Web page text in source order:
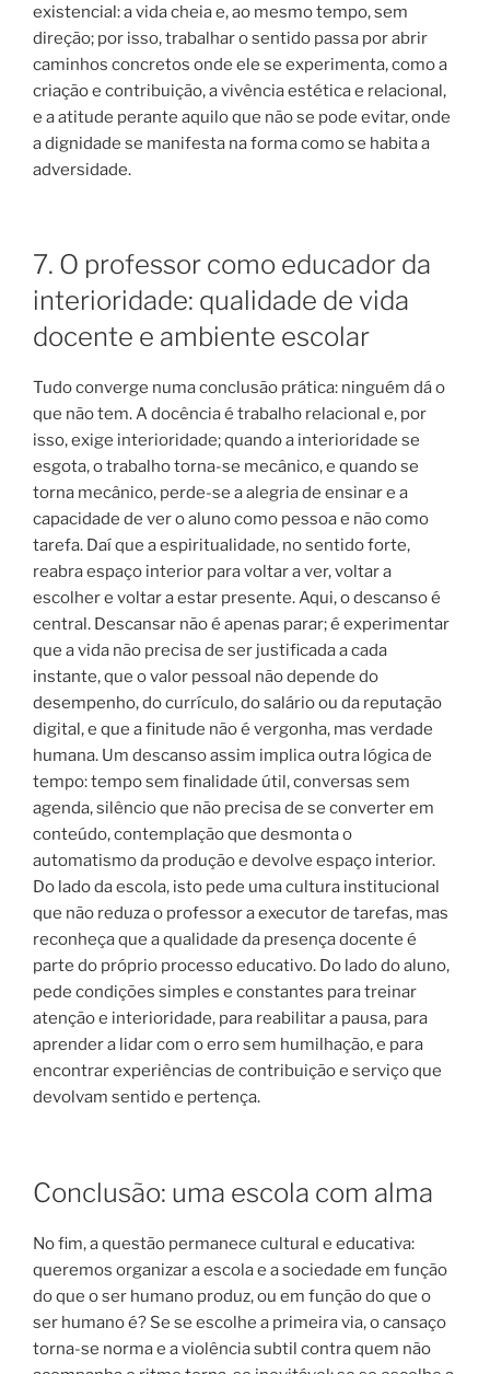
existencial: a vida cheia e, ao mesmo tempo, sem
direção; por isso, trabalhar o sentido passa por abrir
caminhos concretos onde ele se experimenta, como a
criação e contribuição, a vivência estética e relacional,
e a atitude perante aquilo que não se pode evitar, onde
a dignidade se manifesta na forma como se habita a
adversidade.
7. O professor como educador da
interioridade: qualidade de vida
docente e ambiente escolar
Tudo converge numa conclusão prática: ninguém dá o
que não tem. A docência é trabalho relacional e, por
isso, exige interioridade; quando a interioridade se
esgota, o trabalho torna-se mecânico, e quando se
torna mecânico, perde-se a alegria de ensinar e a
capacidade de ver o aluno como pessoa e não como
tarefa. Daí que a espiritualidade, no sentido forte,
reabra espaço interior para voltar a ver, voltar a
escolher e voltar a estar presente. Aqui, o descanso é
central. Descansar não é apenas parar; é experimentar
que a vida não precisa de ser justificada a cada
instante, que o valor pessoal não depende do
desempenho, do currículo, do salário ou da reputação
digital, e que a finitude não é vergonha, mas verdade
humana. Um descanso assim implica outra lógica de
tempo: tempo sem finalidade útil, conversas sem
agenda, silêncio que não precisa de se converter em
conteúdo, contemplação que desmonta o
automatismo da produção e devolve espaço interior.
Do lado da escola, isto pede uma cultura institucional
que não reduza o professor a executor de tarefas, mas
reconheça que a qualidade da presença docente é
parte do próprio processo educativo. Do lado do aluno,
pede condições simples e constantes para treinar
atenção e interioridade, para reabilitar a pausa, para
aprender a lidar com o erro sem humilhação, e para
encontrar experiências de contribuição e serviço que
devolvam sentido e pertença.
Conclusão: uma escola com alma
No fim, a questão permanece cultural e educativa:
queremos organizar a escola e a sociedade em função
do que o ser humano produz, ou em função do que o
ser humano é? Se se escolhe a primeira via, o cansaço
torna-se norma e a violência subtil contra quem não